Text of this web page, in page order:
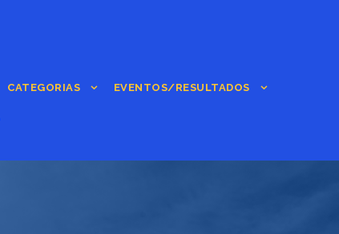
CATEGORIAS EVENTOS/RESULTADOS